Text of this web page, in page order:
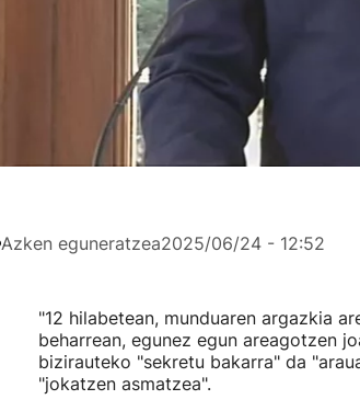
Azken eguneratzea2025/06/24 - 12:52
"12 hilabetean, munduaren argazkia
beharrean, egunez egun areagotzen
bizirauteko "sekretu bakarra" da
"jokatzen asmatzea".